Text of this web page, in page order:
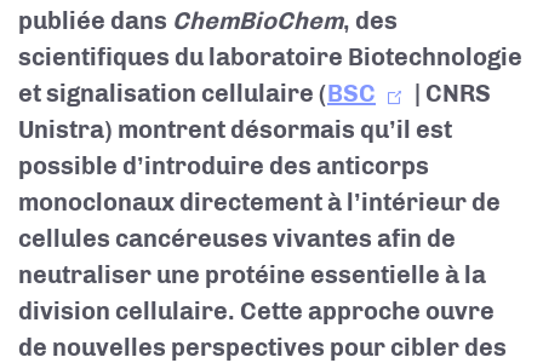
publiée dans ChemBioChem, des
scientifiques du laboratoire Biotechnologie
et signalisation cellulaire (BSC
| CNRS
Unistra) montrent désormais qu’il est
possible d’introduire des anticorps
monoclonaux directement à l’intérieur de
cellules cancéreuses vivantes afin de
neutraliser une protéine essentielle à la
division cellulaire. Cette approche ouvre
de nouvelles perspectives pour cibler des